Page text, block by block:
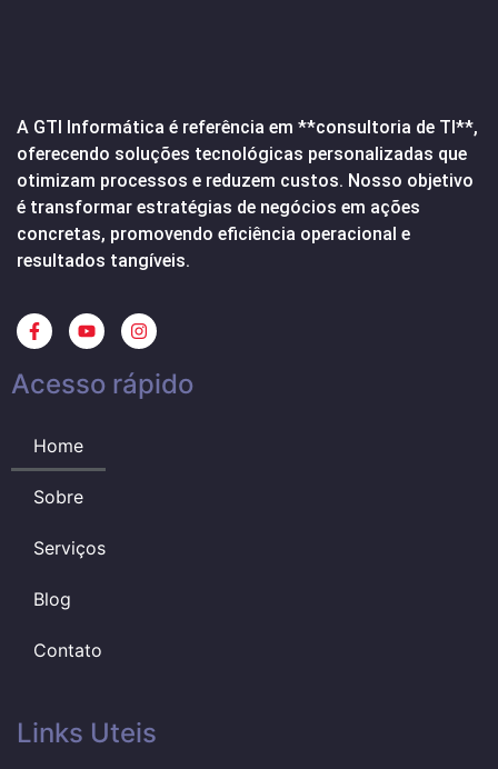
A GTI Informática é referência em **consultoria de TI**,
oferecendo soluções tecnológicas personalizadas que
otimizam processos e reduzem custos. Nosso objetivo
é transformar estratégias de negócios em ações
concretas, promovendo eficiência operacional e
resultados tangíveis.
Acesso rápido
Home
Sobre
Serviços
Blog
Contato
Links Uteis